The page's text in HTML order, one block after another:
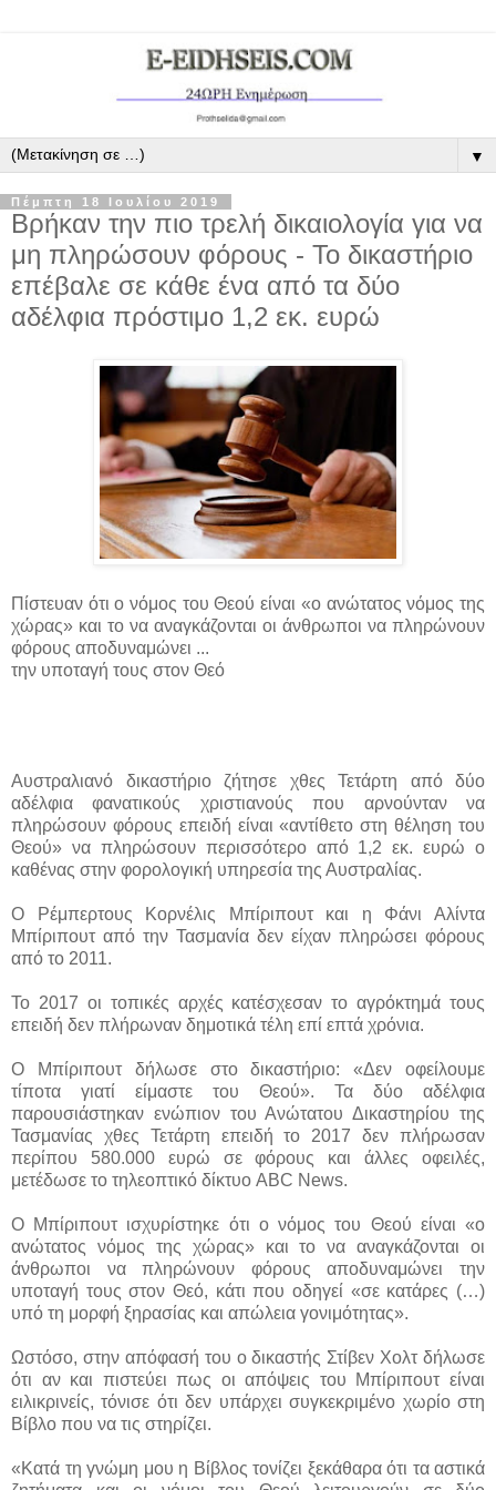
▼
Πέμπτη 18 Ιουλίου 2019
Βρήκαν την πιο τρελή δικαιολογία για να
μη πληρώσουν φόρους - Το δικαστήριο
επέβαλε σε κάθε ένα από τα δύο
αδέλφια πρόστιμο 1,2 εκ. ευρώ
Πίστευαν ότι ο νόμος του Θεού είναι «ο ανώτατος νόμος της
χώρας» και το να αναγκάζονται οι άνθρωποι να πληρώνουν
φόρους αποδυναμώνει ...
την υποταγή τους στον Θεό
Αυστραλιανό δικαστήριο ζήτησε χθες Τετάρτη από δύο
αδέλφια φανατικούς χριστιανούς που αρνούνταν να
πληρώσουν φόρους επειδή είναι «αντίθετο στη θέληση του
Θεού» να πληρώσουν περισσότερο από 1,2 εκ. ευρώ ο
καθένας στην φορολογική υπηρεσία της Αυστραλίας.
Ο Ρέμπερτους Κορνέλις Μπίριπουτ και η Φάνι Αλίντα
Μπίριπουτ από την Τασμανία δεν είχαν πληρώσει φόρους
από το 2011.
Το 2017 οι τοπικές αρχές κατέσχεσαν το αγρόκτημά τους
επειδή δεν πλήρωναν δημοτικά τέλη επί επτά χρόνια.
Ο Μπίριπουτ δήλωσε στο δικαστήριο: «Δεν οφείλουμε
τίποτα γιατί είμαστε του Θεού». Τα δύο αδέλφια
παρουσιάστηκαν ενώπιον του Ανώτατου Δικαστηρίου της
Τασμανίας χθες Τετάρτη επειδή το 2017 δεν πλήρωσαν
περίπου 580.000 ευρώ σε φόρους και άλλες οφειλές,
μετέδωσε το τηλεοπτικό δίκτυο ABC News.
Ο Μπίριπουτ ισχυρίστηκε ότι ο νόμος του Θεού είναι «ο
ανώτατος νόμος της χώρας» και το να αναγκάζονται οι
άνθρωποι να πληρώνουν φόρους αποδυναμώνει την
υποταγή τους στον Θεό, κάτι που οδηγεί «σε κατάρες (…)
υπό τη μορφή ξηρασίας και απώλεια γονιμότητας».
Ωστόσο, στην απόφασή του ο δικαστής Στίβεν Χολτ δήλωσε
ότι αν και πιστεύει πως οι απόψεις του Μπίριπουτ είναι
ειλικρινείς, τόνισε ότι δεν υπάρχει συγκεκριμένο χωρίο στη
Βίβλο που να τις στηρίζει.
«Κατά τη γνώμη μου η Βίβλος τονίζει ξεκάθαρα ότι τα αστικά